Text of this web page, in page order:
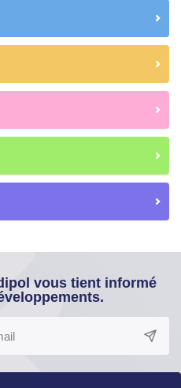
vous tient informé